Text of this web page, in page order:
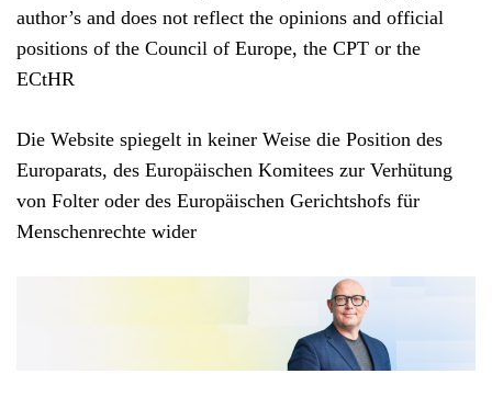
author’s and does not reflect the opinions and official
positions of the Council of Europe, the CPT or the
ECtHR
Die Website spiegelt in keiner Weise die Position des
Europarats, des Europäischen Komitees zur Verhütung
von Folter oder des Europäischen Gerichtshofs für
Menschenrechte wider